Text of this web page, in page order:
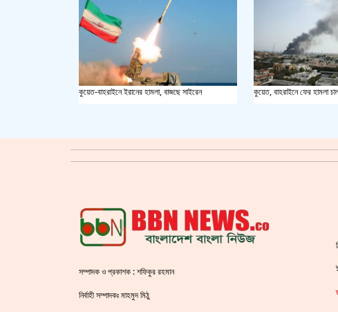
কুয়েত-বাহরাইনে ইরানের হামলা, বাজছে সাইরেন কুয়েত, বাহরাইনে ফের হামলা
সম্পাদক ও প্রকাশক : শফিকুর রহমান
নির্বাহী সম্পাদকঃ মাহমুদ মিঠু